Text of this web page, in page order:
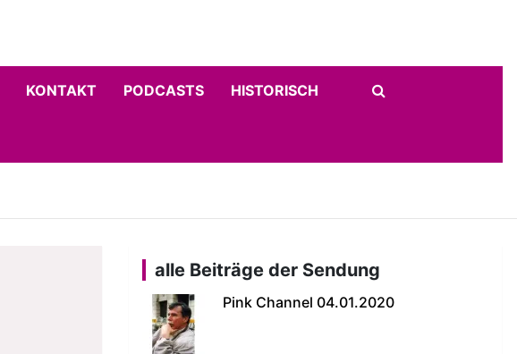
KONTAKT PODCASTS HISTORISCH
alle Beiträge der Sendung
Pink Channel 04.01.2020